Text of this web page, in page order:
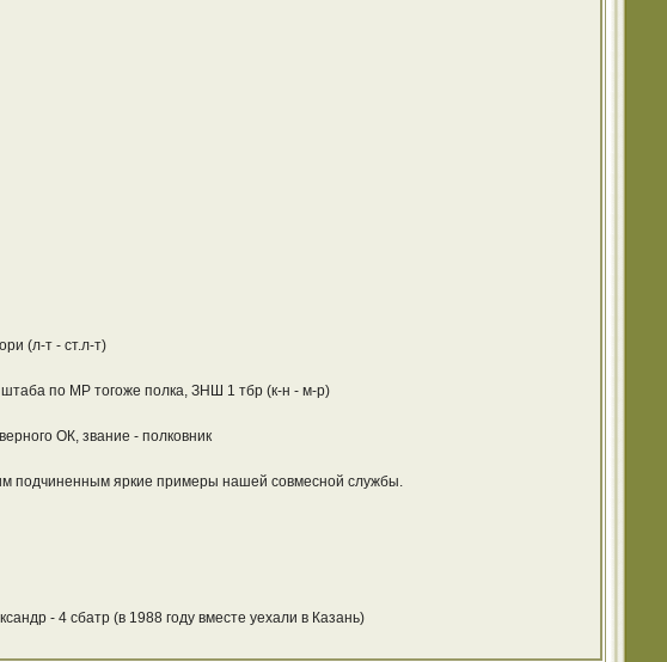
(л-т - ст.л-т)
по МР тогоже полка, ЗНШ 1 тбр (к-н - м-р)
ОК, звание - полковник
подчиненным яркие примеры нашей совмесной службы.
- 4 сбатр (в 1988 году вместе уехали в Казань)